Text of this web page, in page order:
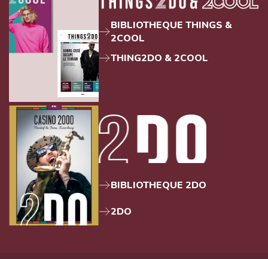
BIBLIOTHEQUE THINGS &
2COOL
THING2DO & 2COOL
BIBLIOTHEQUE 2DO
2DO